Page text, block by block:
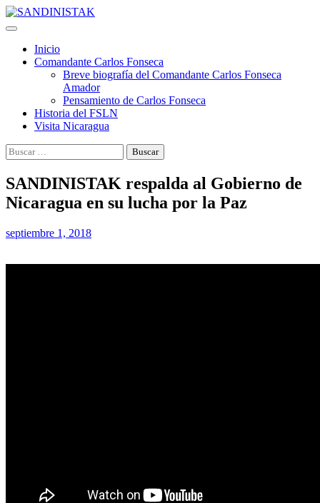
Saltar
al
Inicio
Comandante Carlos Fonseca
Breve biografía del Comandante Carlos Fonseca
Amador
Pensamiento de Carlos Fonseca
Historia del FSLN
Visita Nicaragua
Buscar:
SANDINISTAK respalda al Gobierno de
Nicaragua en su lucha por la Paz
septiembre 1, 2018